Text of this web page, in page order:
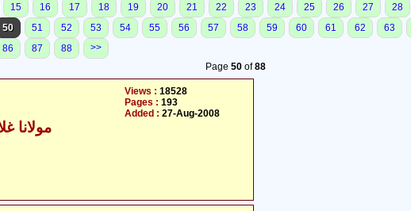
15 16 17 18 19 20 21 22 23 24 25 26 27 28
50 51 52 53 54 55 56 57 58 59 60 61 62 63
86 87 88
>>
Page 50of88
-
Views : 18528
Pages : 193
Added : 27-Aug-2008